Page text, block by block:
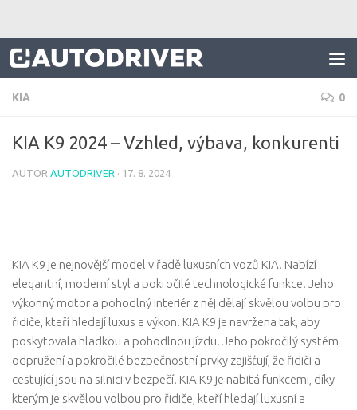
KIA 0
KIA K9 2024 – Vzhled, výbava, konkurenti
AUTOR AUTODRIVER · 17. 8. 2024
KIA K9 je nejnovější model v řadě luxusních vozů KIA. Nabízí
elegantní, moderní styl a pokročilé technologické funkce. Jeho
výkonný motor a pohodlný interiér z něj dělají skvělou volbu pro
řidiče, kteří hledají luxus a výkon. KIA K9 je navržena tak, aby
poskytovala hladkou a pohodlnou jízdu. Jeho pokročilý systém
odpružení a pokročilé bezpečnostní prvky zajišťují, že řidiči a
cestující jsou na silnici v bezpečí. KIA K9 je nabitá funkcemi, díky
kterým je skvělou volbou pro řidiče, kteří hledají luxusní a